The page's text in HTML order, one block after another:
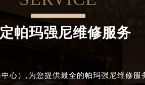
帕玛强尼维修服务
心）,为您提供最全的帕玛强尼维修